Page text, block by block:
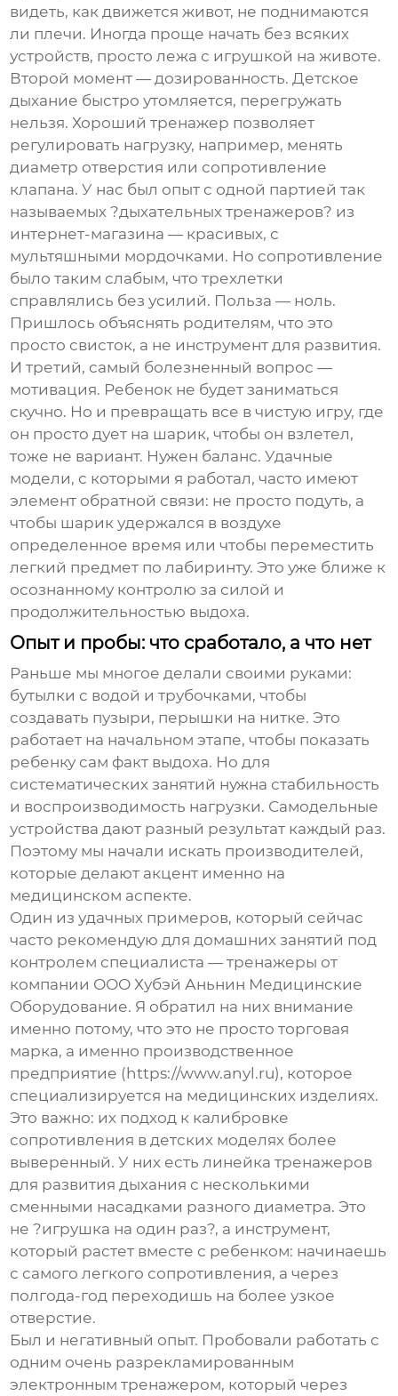
видеть, как движется живот, не поднимаются
ли плечи. Иногда проще начать без всяких
устройств, просто лежа с игрушкой на животе.
Второй момент — дозированность. Детское
дыхание быстро утомляется, перегружать
нельзя. Хороший тренажер позволяет
регулировать нагрузку, например, менять
диаметр отверстия или сопротивление
клапана. У нас был опыт с одной партией так
называемых ?дыхательных тренажеров? из
интернет-магазина — красивых, с
мультяшными мордочками. Но сопротивление
было таким слабым, что трехлетки
справлялись без усилий. Польза — ноль.
Пришлось объяснять родителям, что это
просто свисток, а не инструмент для развития.
И третий, самый болезненный вопрос —
мотивация. Ребенок не будет заниматься
скучно. Но и превращать все в чистую игру, где
он просто дует на шарик, чтобы он взлетел,
тоже не вариант. Нужен баланс. Удачные
модели, с которыми я работал, часто имеют
элемент обратной связи: не просто подуть, а
чтобы шарик удержался в воздухе
определенное время или чтобы переместить
легкий предмет по лабиринту. Это уже ближе к
осознанному контролю за силой и
продолжительностью выдоха.
Опыт и пробы: что сработало, а что нет
Раньше мы многое делали своими руками:
бутылки с водой и трубочками, чтобы
создавать пузыри, перышки на нитке. Это
работает на начальном этапе, чтобы показать
ребенку сам факт выдоха. Но для
систематических занятий нужна стабильность
и воспроизводимость нагрузки. Самодельные
устройства дают разный результат каждый раз.
Поэтому мы начали искать производителей,
которые делают акцент именно на
медицинском аспекте.
Один из удачных примеров, который сейчас
часто рекомендую для домашних занятий под
контролем специалиста — тренажеры от
компании ООО Хубэй Аньнин Медицинские
Оборудование. Я обратил на них внимание
именно потому, что это не просто торговая
марка, а именно производственное
предприятие ( https://www.anyl.ru), которое
специализируется на медицинских изделиях.
Это важно: их подход к калибровке
сопротивления в детских моделях более
выверенный. У них есть линейкатренажеров
для развития дыхания с несколькими
сменными насадками разного диаметра. Это
не ?игрушка на один раз?, а инструмент,
который растет вместе с ребенком: начинаешь
с самого легкого сопротивления, а через
полгода-год переходишь на более узкое
отверстие.
Был и негативный опыт. Пробовали работать с
одним очень разрекламированным
электронным тренажером, который через